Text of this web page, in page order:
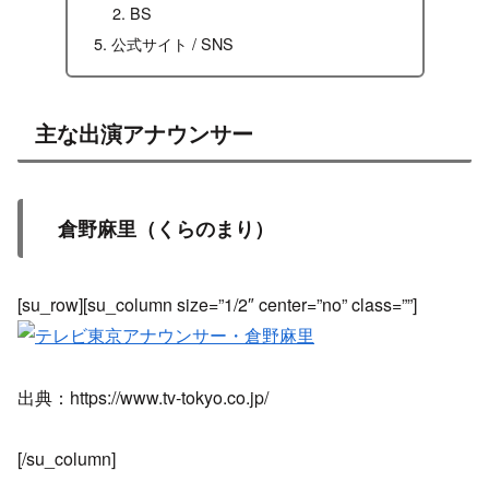
BS
公式サイト / SNS
主な出演アナウンサー
倉野麻里（くらのまり）
[su_row][su_column size=”1/2″ center=”no” class=””]
出典：https://www.tv-tokyo.co.jp/
[/su_column]